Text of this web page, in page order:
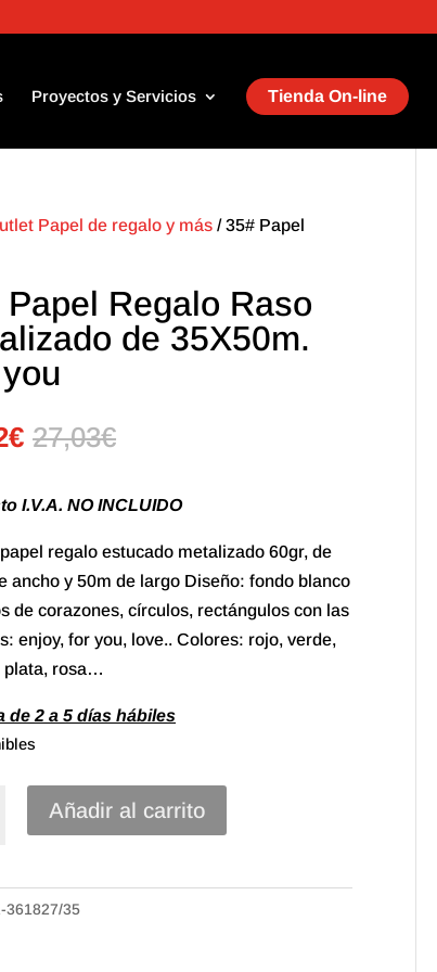
Proyectos y Servicios Tienda On-line
Papel de regalo y más / 35# Papel
Papel Regalo Raso
de 35X50m.
€ 27,03€
I.V.A. NO INCLUIDO
regalo estucado metalizado 60gr, de
ancho y 50m de largo Diseño: fondo blanco
de corazones, círculos, rectángulos con las
enjoy, for you, love.. Colores: rojo, verde,
plata, rosa…
de 2 a 5 días hábiles
Añadir al carrito
361827/35